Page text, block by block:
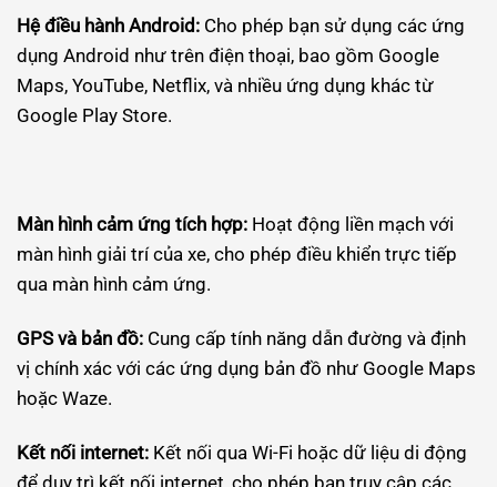
Hệ điều hành Android: Cho phép bạn sử dụng các ứng
dụng Android như trên điện thoại, bao gồm Google
Maps, YouTube, Netflix, và nhiều ứng dụng khác từ
Google Play Store.
Màn hình cảm ứng tích hợp: Hoạt động liền mạch với
màn hình giải trí của xe, cho phép điều khiển trực tiếp
qua màn hình cảm ứng.
GPS và bản đồ: Cung cấp tính năng dẫn đường và định
vị chính xác với các ứng dụng bản đồ như Google Maps
hoặc Waze.
Kết nối internet: Kết nối qua Wi-Fi hoặc dữ liệu di động